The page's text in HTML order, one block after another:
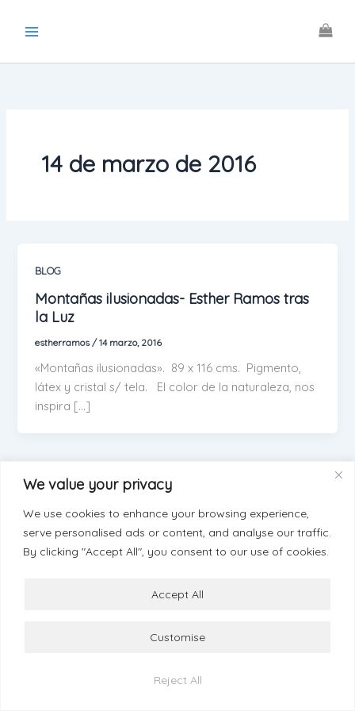
We value your privacy
We use cookies to enhance your browsing experience,
serve personalised ads or content, and analyse our traffic.
By clicking "Accept All", you consent to our use of cookies.
Customise
Reject All
Accept All
14 de marzo de 2016
BLOG
Montañas ilusionadas- Esther Ramos tras
la Luz
estherramos/14 marzo, 2016
«Montañas ilusionadas». 89 x 116 cms. Pigmento,
látex y cristal s/ tela. El color de la naturaleza, nos
inspira […]
info@estherramos.com